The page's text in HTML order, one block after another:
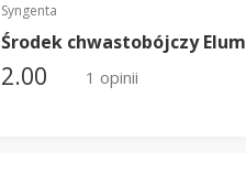
Syngenta
Środek chwastobójczy
2.00 1 opinii